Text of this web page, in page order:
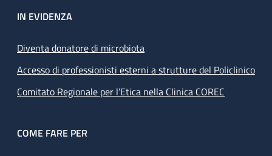
IN EVIDENZA
Diventa donatore di microbiota
Accesso di professionisti esterni a strutture del Policlinico
Comitato Regionale per l’Etica nella Clinica COREC
COME FARE PER